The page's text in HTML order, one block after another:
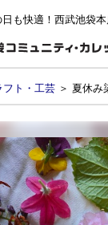
も快適！西武池袋
ト・工芸 ＞ 夏休み